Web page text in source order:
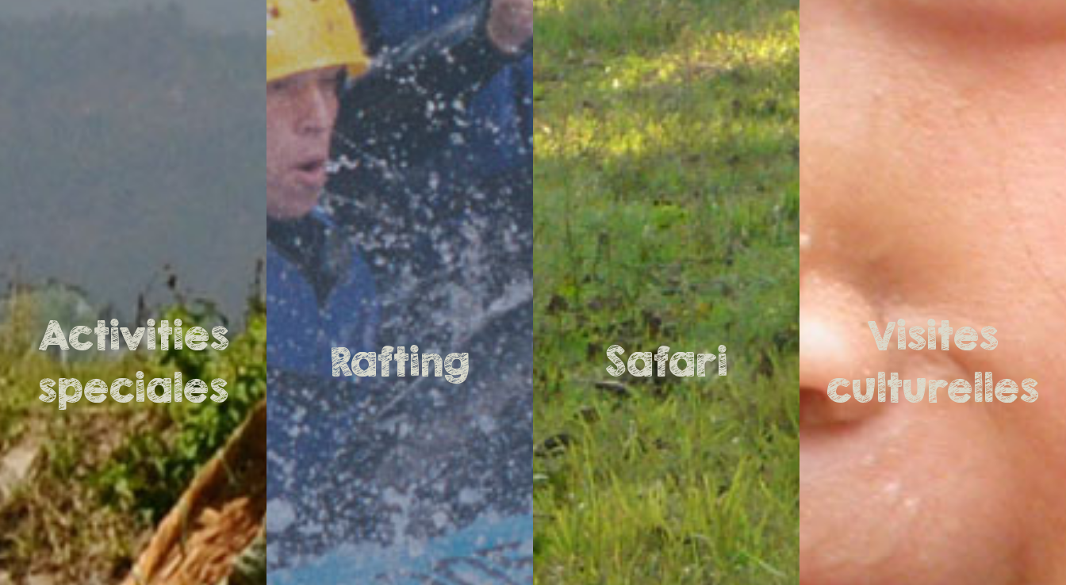
Activities
speciales
Rafting Safari
Visites
culturelles